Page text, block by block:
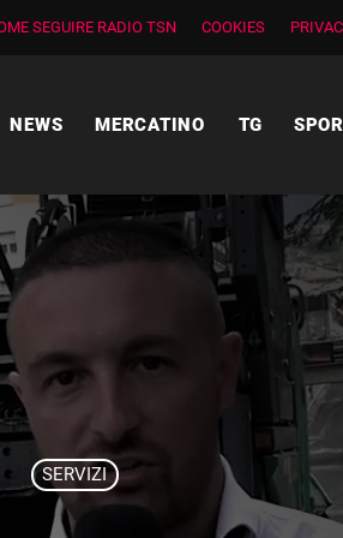
SEGUIRE RADIO TSN COOKIES
NEWS MERCATINO TG
SERVIZI